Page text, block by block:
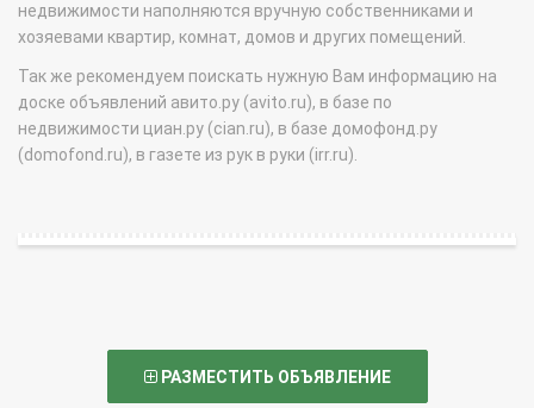
недвижимости наполняются вручную собственниками и
хозяевами квартир, комнат, домов и других помещений.
Так же рекомендуем поискать нужную Вам информацию на
доске объявлений авито.ру (avito.ru), в базе по
недвижимости циан.ру (cian.ru), в базе домофонд.ру
(domofond.ru), в газете из рук в руки (irr.ru).
РАЗМЕСТИТЬ ОБЪЯВЛЕНИЕ